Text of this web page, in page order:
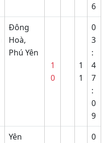
6
Đông
Hoà,
Phú Yên
1
0
1
1
0
3
:
4
7
:
0
9
Yên
0